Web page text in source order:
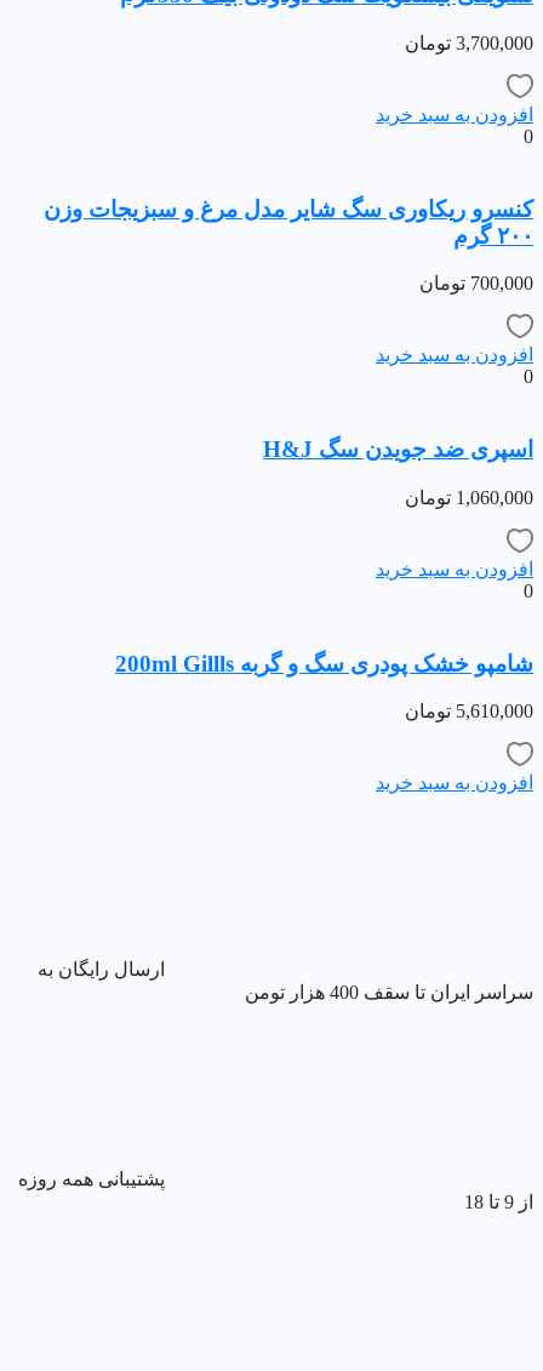
3,700,000 تومان
افزودن به سبد خرید
0
کنسرو ریکاوری سگ شایر مدل مرغ و سبزیجات وزن
۲۰۰ گرم
700,000 تومان
افزودن به سبد خرید
0
اسپری ضد جویدن سگ H&J
1,060,000 تومان
افزودن به سبد خرید
0
شامپو خشک پودری سگ و گربه 200ml Gillls
5,610,000 تومان
افزودن به سبد خرید
ارسال رایگان به
سراسر ایران تا سقف 400 هزار تومن
پشتیبانی همه روزه
از 9 تا 18